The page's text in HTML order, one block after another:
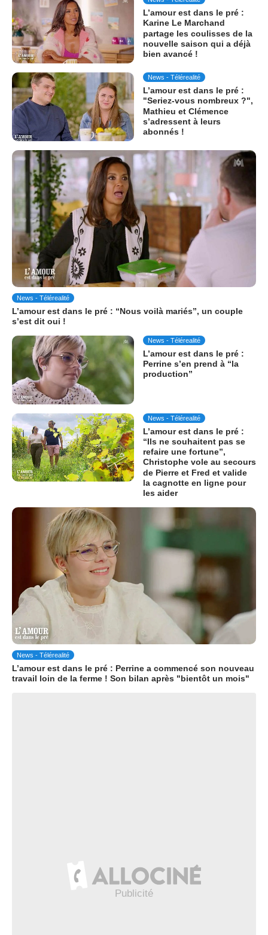
L’amour est dans le pré :
Karine Le Marchand
partage les coulisses de la
nouvelle saison qui a déjà
bien avancé !
News - Télérealité
L’amour est dans le pré :
"Seriez-vous nombreux ?",
Mathieu et Clémence
s’adressent à leurs
abonnés !
News - Télérealité
L’amour est dans le pré : “Nous voilà mariés”, un couple
s’est dit oui !
News - Télérealité
L’amour est dans le pré :
Perrine s’en prend à “la
production”
News - Télérealité
L’amour est dans le pré :
“Ils ne souhaitent pas se
refaire une fortune”,
Christophe vole au secours
de Pierre et Fred et valide
la cagnotte en ligne pour
les aider
News - Télérealité
L’amour est dans le pré : Perrine a commencé son nouveau
travail loin de la ferme ! Son bilan après "bientôt un mois"